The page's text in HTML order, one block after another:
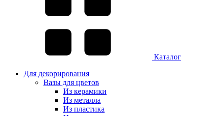
Каталог
Для декорирования
Вазы для цветов
Из керамики
Из металла
Из пластика